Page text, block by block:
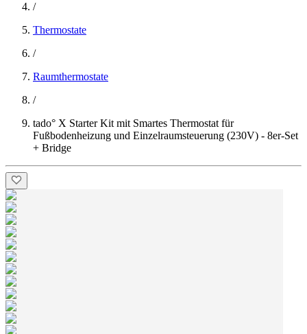
/
Thermostate
/
Raumthermostate
/
tado° X Starter Kit mit Smartes Thermostat für
Fußbodenheizung und Einzelraumsteuerung (230V) - 8er-Set
+ Bridge